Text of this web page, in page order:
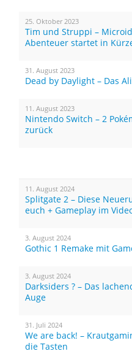
25. Oktober 2023
Tim und Struppi –
Abenteuer startet in
31. August 2023
Dead by Daylight – Das
11. August 2023
Nintendo Switch – 2
zurück
11. August 2024
Splitgate 2 – Diese
euch + Gameplay im
3. August 2024
Gothic 1 Remake mit
3. August 2024
Darksiders ? – Das
Auge
31. Juli 2024
We are back! –
die Tasten